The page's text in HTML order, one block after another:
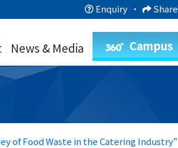
Enquiry · Share
News & Media Campus
of Food Waste in the Catering Industry”